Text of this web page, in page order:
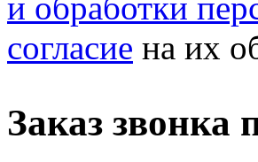
и обработки
согласие на их
Заказ звонка